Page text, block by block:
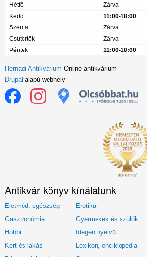
Hétfő
Zárva
Kedd
11:00-18:00
Szerda
Zárva
Csütörtök
Zárva
Péntek
11:00-18:00
Hernádi Antikvárium Online antikvárium
Drupal alapú webhely
Antikvár könyv kínálatunk
Életmód, egészség Erotika
Gasztronómia
Gyermekek és szülők
Hobbi
Idegen nyelvű
Kert és lakás
Lexikon, enciklopédia